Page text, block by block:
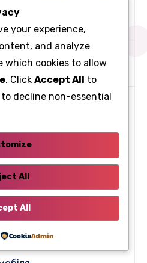
перетинання
дороги
розетка 12V,
приладів, ремінь
та панель
лампи
безпеки,
блок пам’яті для
водія, перемикачі у
your experience,
and analyze
which cookies to allow
. Click Accept All to
to decline non-essential
All
All